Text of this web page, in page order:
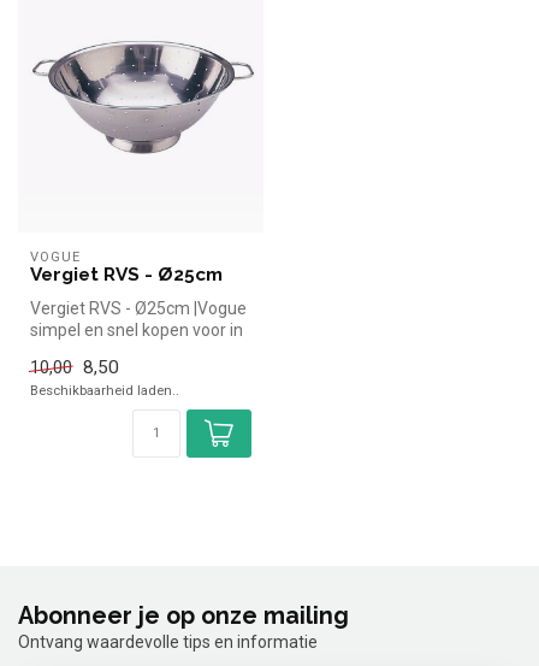
VOGUE
Vergiet RVS - Ø25cm
Vergiet RVS - Ø25cm |Vogue
simpel en snel kopen voor in
10,00 8,50
Beschikbaarheid laden..
Abonneer je op onze mailing
Ontvang waardevolle tips en informatie